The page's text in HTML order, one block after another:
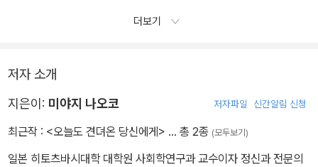
더보기
저자 소개
지은이: 미야지 나오코 저자파일 신간알림 신청
최근작 : <오늘도 견뎌온 당신에게> … 총 2종 (모두보기)
일본 히토츠바시대학 대학원 사회학연구과 교수이자 정신과 전문의